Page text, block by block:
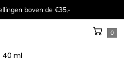
boven de €35,-
0
40 ml